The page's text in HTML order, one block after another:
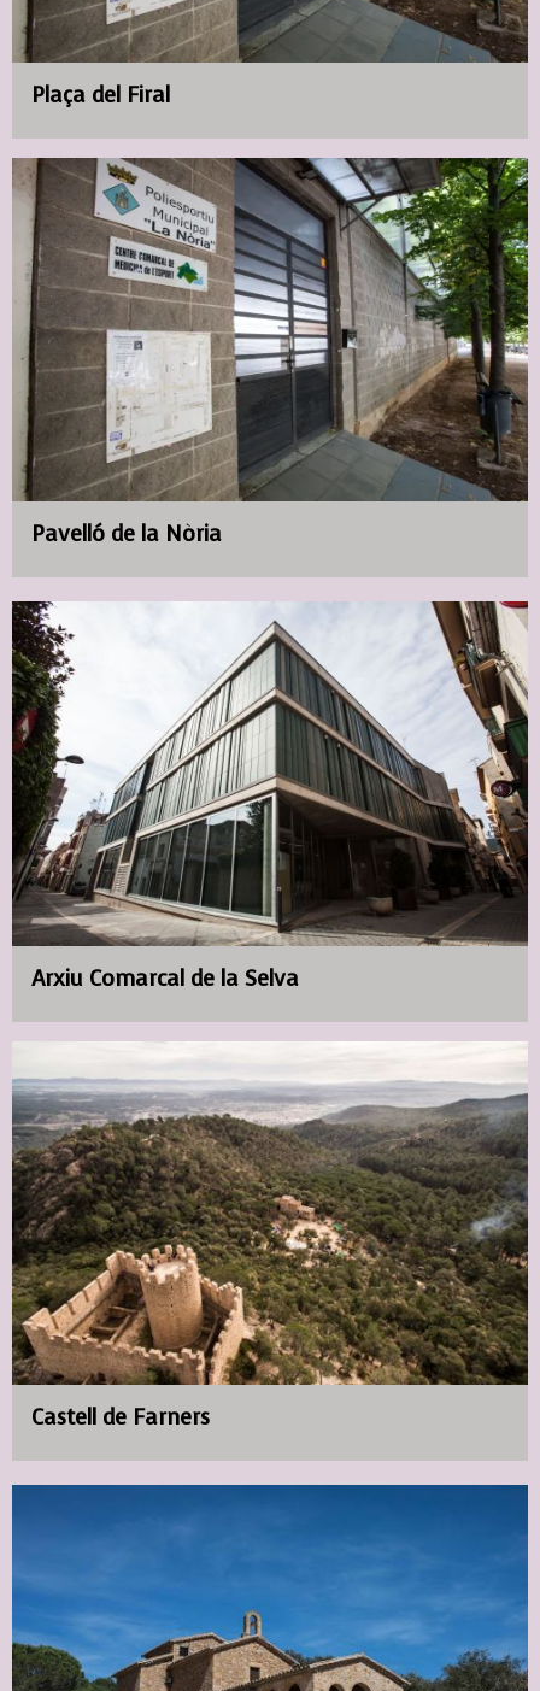
Plaça del Firal
Pavelló de la Nòria
Arxiu Comarcal de la Selva
Castell de Farners